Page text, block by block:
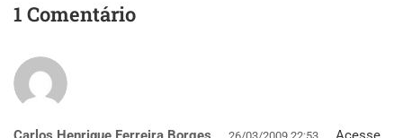
1 Comentário